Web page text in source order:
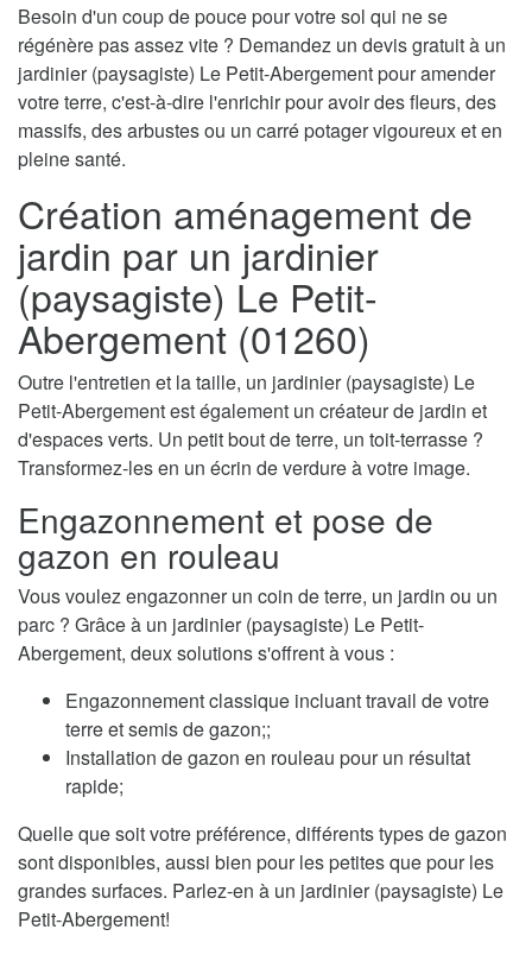
Besoin d'un coup de pouce pour votre sol qui ne se
régénère pas assez vite ? Demandez un devis gratuit à un
jardinier (paysagiste) Le Petit-Abergement pour amender
votre terre, c'est-à-dire l'enrichir pour avoir des fleurs, des
massifs, des arbustes ou un carré potager vigoureux et en
pleine santé.
Création aménagement de
jardin par un jardinier
(paysagiste) Le Petit-
Abergement (01260)
Outre l'entretien et la taille, un jardinier (paysagiste) Le
Petit-Abergement est également un créateur de jardin et
d'espaces verts. Un petit bout de terre, un toit-terrasse ?
Transformez-les en un écrin de verdure à votre image.
Engazonnement et pose de
gazon en rouleau
Vous voulez engazonner un coin de terre, un jardin ou un
parc ? Grâce à un jardinier (paysagiste) Le Petit-
Abergement, deux solutions s'offrent à vous :
Engazonnement classique incluant travail de votre
terre et semis de gazon;;
Installation de gazon en rouleau pour un résultat
rapide;
Quelle que soit votre préférence, différents types de gazon
sont disponibles, aussi bien pour les petites que pour les
grandes surfaces. Parlez-en à un jardinier (paysagiste) Le
Petit-Abergement!